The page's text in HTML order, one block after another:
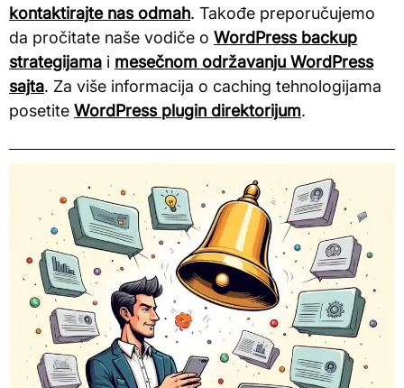
kontaktirajte nas odmah. Takođe preporučujemo
da pročitate naše vodiče o WordPress backup
strategijama i mesečnom održavanju WordPress
sajta. Za više informacija o caching tehnologijama
posetite WordPress plugin direktorijum.